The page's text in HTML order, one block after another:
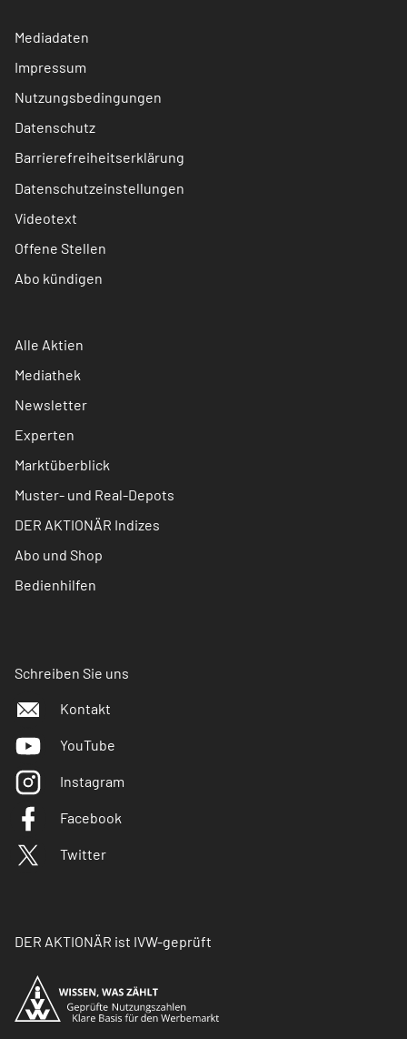
Mediadaten
Impressum
Nutzungsbedingungen
Datenschutz
Barrierefreiheitserklärung
Datenschutzeinstellungen
Videotext
Offene Stellen
Abo kündigen
Alle Aktien
Mediathek
Newsletter
Experten
Marktüberblick
Muster- und Real-Depots
DER AKTIONÄR Indizes
Abo und Shop
Bedienhilfen
Schreiben Sie uns
Kontakt
YouTube
Instagram
Facebook
Twitter
DER AKTIONÄR ist IVW-geprüft